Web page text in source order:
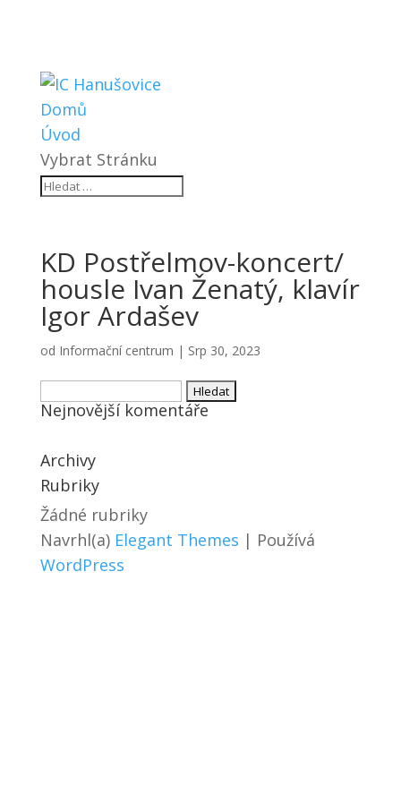
Domů
Úvod
Vybrat Stránku
KD Postřelmov-koncert/
housle Ivan Ženatý, klavír
Igor Ardašev
od Informační centrum | Srp 30, 2023
Vyhledávání
Nejnovější komentáře
Archivy
Rubriky
Žádné rubriky
Navrhl(a) Elegant Themes | Používá
WordPress